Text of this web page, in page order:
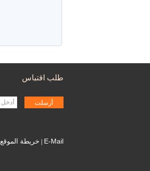
طلب اقتباس
أرسلت
E-Mail خريطة الموقع